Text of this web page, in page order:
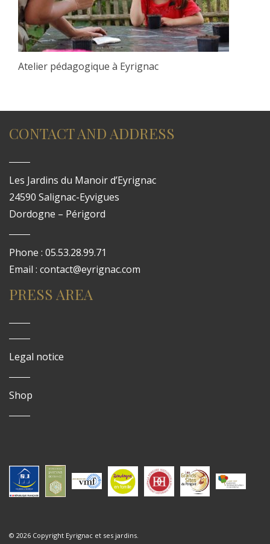
Atelier pédagogique à Eyrignac
CONTACT AND ADDRESS
Les Jardins du Manoir d’Eyrignac
24590 Salignac-Eyvigues
Dordogne – Périgord
Phone : 05.53.28.99.71
Email : contact@eyrignac.com
PRESS AREA
Legal notice
Shop
© 2026 Copyright Eyrignac et ses jardins.